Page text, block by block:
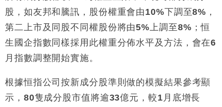
股，如友邦和騰訊，股份權重會由10%下調至8% ，
第二上市及同股不同權股份將由5% 上調至8% ；恒
生國企指數同樣採用此權重分佈水平及方法，會在6
月指數調整開始實施。
根據恒指公司按新成分股準則做的模擬結果參考顯
示， 80隻成分股市值將逾33億元，較1 月底增長